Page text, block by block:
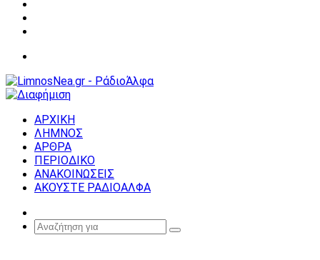
ΑΡΧΙΚΗ
ΛΗΜΝΟΣ
ΑΡΘΡΑ
ΠΕΡΙΟΔΙΚΟ
ΑΝΑΚΟΙΝΩΣΕΙΣ
ΑΚΟΥΣΤΕ ΡΑΔΙΟΑΛΦΑ
Article
Αναζήτηση